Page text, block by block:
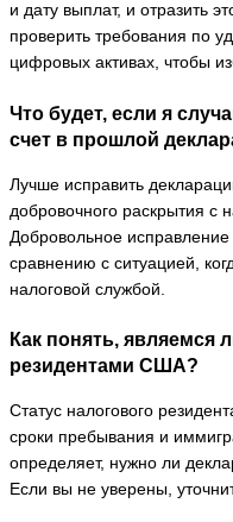
и дату выплат, и отразить
проверить требования по
цифровых активах, чтобы
Что будет, если я
счет в прошлой
Лучше исправить
добровочного раскрытия с
Добровольное
сравнению с ситуацией,
налоговой службой.
Как понять,
резидентами США?
Статус налогового
сроки пребывания и
определяет, нужно ли
Если вы не уверены,